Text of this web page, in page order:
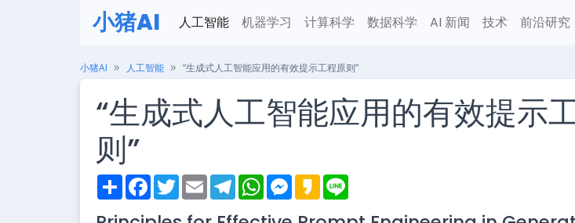
小猪AI 人工智能 机器学习 计算科学 数据科学 AI 新闻 技术 前沿研究
小猪AI 人工智能 “生成式人工智能应用的有效提示工程原则”
“生成式人工智能应用的有效提示
则”
S
h
r
F
a
e
T
w
t
E
m
i
T
e
e
W
h
t
M
e
K
a
a e